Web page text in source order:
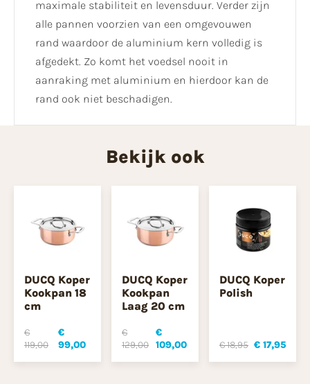
maximale stabiliteit en levensduur. Verder zijn
alle pannen voorzien van een omgevouwen
rand waardoor de aluminium kern volledig is
afgedekt. Zo komt het voedsel nooit in
aanraking met aluminium en hierdoor kan de
rand ook niet beschadigen.
Bekijk ook
DUCQ Koper
Kookpan 18
cm
€
119,00
€
99,00
DUCQ Koper
Kookpan
Laag 20 cm
€
129,00
€
109,00
DUCQ Koper
Polish
€ 18,95 € 17,95